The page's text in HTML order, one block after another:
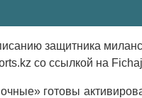
защитника
со ссылкой на
готовы